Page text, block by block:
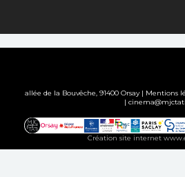
allée de la Bouvêche, 91400 Orsay | Mentions
|
Création site internet